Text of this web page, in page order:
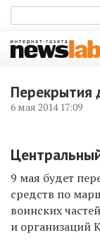
Перекрытия
6 мая 2014 17:09
9 мая будет
средств по
воинских
и организаций